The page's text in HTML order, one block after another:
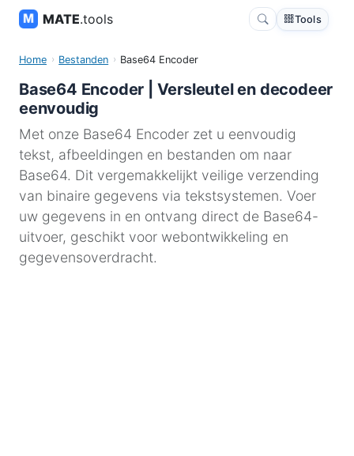
MATE.tools Tools
Home Bestanden Base64 Encoder
Base64 Encoder | Versleutel en decodeer
eenvoudig
Met onze Base64 Encoder zet u eenvoudig
tekst, afbeeldingen en bestanden om naar
Base64. Dit vergemakkelijkt veilige verzending
van binaire gegevens via tekstsystemen. Voer
uw gegevens in en ontvang direct de Base64-
uitvoer, geschikt voor webontwikkeling en
gegevensoverdracht.